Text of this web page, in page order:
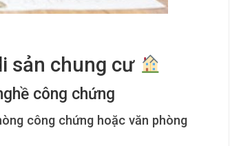
sản chung cư
công chứng
công chứng hoặc văn phòng